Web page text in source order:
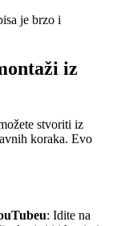
je brzo i
iz
stvoriti iz
koraka. Evo
: Idite na